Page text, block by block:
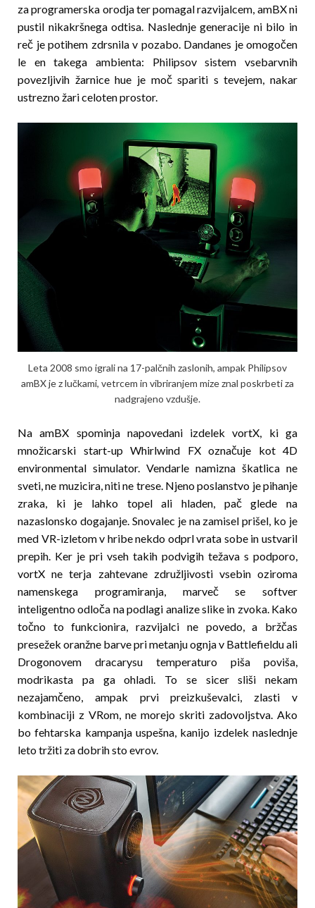
za programerska orodja ter pomagal razvijalcem, amBX ni
pustil nikakršnega odtisa. Naslednje generacije ni bilo in
reč je potihem zdrsnila v pozabo. Dandanes je omogočen
le en takega ambienta: Philipsov sistem vsebarvnih
povezljivih žarnice hue je moč spariti s tevejem, nakar
ustrezno žari celoten prostor.
Leta 2008 smo igrali na 17-palčnih zaslonih, ampak Philipsov
amBX je z luč­ka­mi, vetrcem in vibriranjem mize znal poskrbeti za
nadgrajeno vzdušje.
Na amBX spominja napovedani izdelek vortX, ki ga
množicarski start-up Whirlwind FX označuje kot 4D
environmental simulator. Vendarle namizna škatlica ne
sveti, ne muzicira, niti ne trese. Njeno poslanstvo je pihanje
zraka, ki je lahko topel ali hladen, pač glede na
nazaslonsko dogajanje. Snovalec je na zamisel prišel, ko je
med VR-izletom v hribe nekdo odprl vrata sobe in ustvaril
prepih. Ker je pri vseh takih podvigih težava s podporo,
vortX ne terja zahtevane združljivosti vsebin oziroma
namenskega programiranja, marveč se softver
inteligentno odloča na podlagi analize slike in zvoka. Kako
točno to funkcionira, razvijalci ne povedo, a bržčas
presežek oranžne barve pri metanju ognja v Battlefieldu ali
Drogonovem dracarysu temperaturo piša poviša,
modrikasta pa ga ohladi. To se sicer sliši nekam
nezajamčeno, ampak prvi preizkuševalci, zlasti v
kombinaciji z VRom, ne morejo skriti zadovoljstva. Ako
bo fehtarska kampanja uspešna, kanijo izdelek naslednje
leto tržiti za dobrih sto evrov.